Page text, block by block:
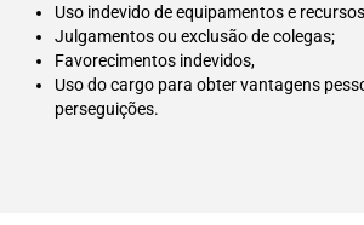
Uso indevido de equipamentos e
Julgamentos ou exclusão de colegas;
Favorecimentos indevidos,
Uso do cargo para obter vantagens
perseguições.